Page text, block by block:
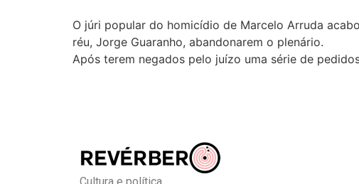
O júri popular do homicídio de Marcelo Arruda
réu, Jorge Guaranho, abandonarem o plenário.
Após terem negados pelo juízo uma série de